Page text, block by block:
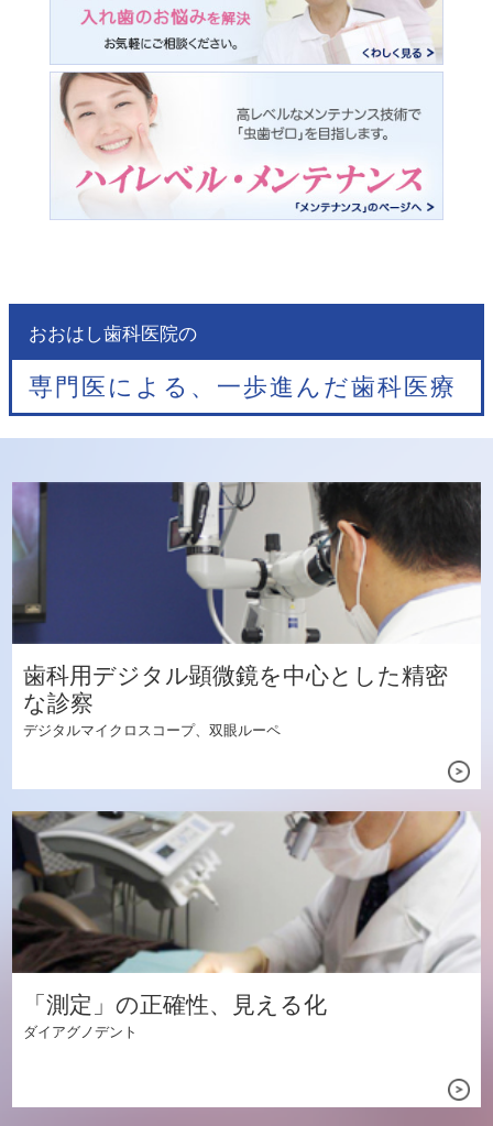
おおはし歯科医院の
専門医による、一歩進んだ歯科医療
歯科用デジタル顕微鏡を中心とした精密
な診察
デジタルマイクロスコープ、双眼ルーペ
「測定」の正確性、 見える化
ダイアグノデント